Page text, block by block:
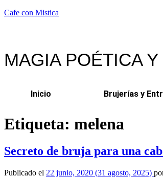
Cafe con Mistica
MAGIA POÉTICA
Inicio Brujerías y
Etiqueta: melena
Secreto de bruja para una
Publicado el 22 junio, 2020 (31 agosto, 2025)